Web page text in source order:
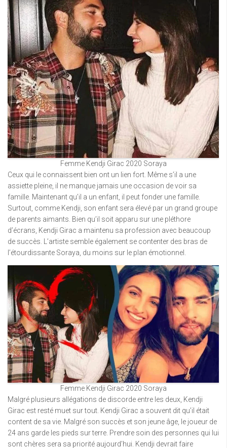
Femme Kendji Girac 2020 Soraya
Ceux qui le connaissent bien ont un lien fort. Même s’il a une
assiette pleine, il ne manque jamais une occasion de voir sa
famille. Maintenant qu’il a un enfant, il peut fonder une famille.
Surtout, comme Kendji, son enfant sera élevé par un grand groupe
de parents aimants. Bien qu’il soit apparu sur une pléthore
d’écrans, Kendji Girac a maintenu sa profession avec beaucoup
de succès. L’artiste semble également se contenter des bras de
l’étourdissante Soraya, du moins sur le plan émotionnel.
Femme Kendji Girac 2020 Soraya
Malgré plusieurs allégations de discorde entre les deux, Kendji
Girac est resté muet sur tout. Kendji Girac a souvent dit qu’il était
content de sa vie. Malgré son succès et son jeune âge, le joueur de
24 ans garde les pieds sur terre. Prendre soin des personnes qui lui
sont chères sera sa priorité aujourd’hui. Kendji devrait faire